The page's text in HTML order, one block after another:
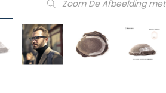
Zoom De Afbeelding